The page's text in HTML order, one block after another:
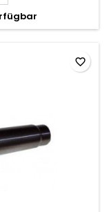
favorite_border